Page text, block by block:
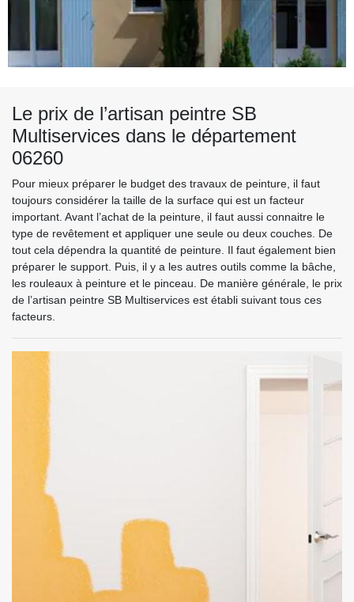
Le prix de l’artisan peintre SB
Multiservices dans le département
06260
Pour mieux préparer le budget des travaux de peinture, il faut
toujours considérer la taille de la surface qui est un facteur
important. Avant l’achat de la peinture, il faut aussi connaitre le
type de revêtement et appliquer une seule ou deux couches. De
tout cela dépendra la quantité de peinture. Il faut également bien
préparer le support. Puis, il y a les autres outils comme la bâche,
les rouleaux à peinture et le pinceau. De manière générale, le prix
de l’artisan peintre SB Multiservices est établi suivant tous ces
facteurs.